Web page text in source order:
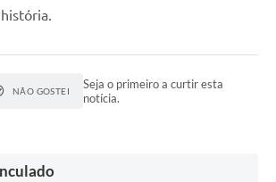
NÃO GOSTEI
Seja o primeiro a curtir esta
notícia.